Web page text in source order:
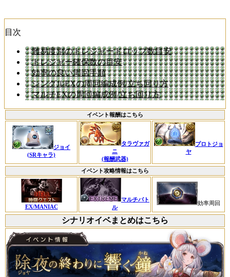
目次
難易度別のトレジャードロップ数目安
トレジャー確保数の目安
効率の良い周回手順
シングルEXの周回編成例/立ち回り方
マルチEXの周回編成例/立ち回り方
イベント報酬はこちら
ジョイ
(SRキャラ)
タラヴァガ
ニ
(報酬武器)
プロトジョ
ヤ
イベント攻略情報はこちら
EX/MANIAC
マルチバト
ル
効率周回
シナリオイベまとめはこちら